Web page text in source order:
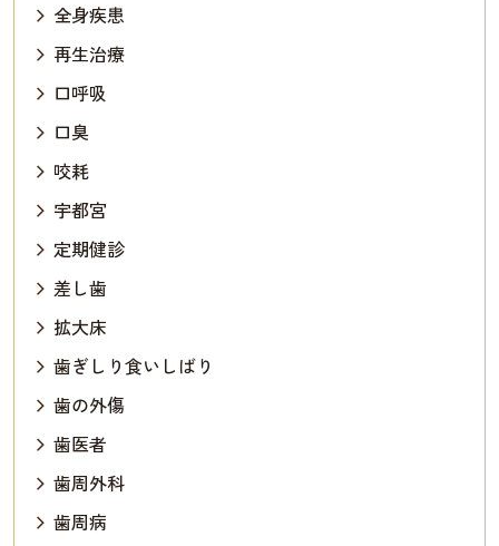
全身疾患
再生治療
口呼吸
口臭
咬耗
宇都宮
定期健診
差し歯
拡大床
歯ぎしり食いしばり
歯の外傷
歯医者
歯周外科
歯周病